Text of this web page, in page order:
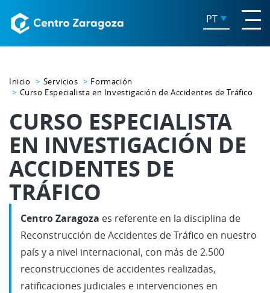
PT
Inicio Servicios
Formación
Curso Especialista en Investigación de Accidentes de Tráfico
CURSO ESPECIALISTA
EN INVESTIGACIÓN DE
ACCIDENTES DE
TRÁFICO
Centro Zaragoza es referente en la disciplina de
Reconstrucción de Accidentes de Tráfico en nuestro
país y a nivel internacional, con más de 2.500
reconstrucciones de accidentes realizadas,
ratificaciones judiciales e intervenciones en